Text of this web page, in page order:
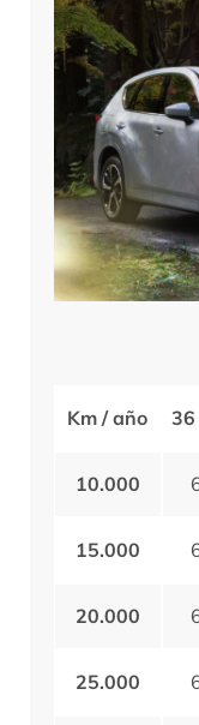
Km / año 36
10.000
15.000
20.000
25.000